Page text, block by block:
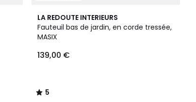
LA REDOUTE INTERIEURS
Fauteuil bas de jardin, en corde tressée,
MASIX
139,00 €
5
/
5
5
/